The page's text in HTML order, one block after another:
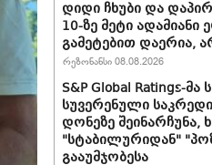
დიდი ჩხუბი და
10-ზე მეტი ადამიანი
გამეტებით დაერია,
რეზონანსი 08.08.2026
S&P Global Ratings-
სუვერენული
დონეზე შეინარჩუნა,
"სტაბილურიდან"
გააუმჯობესა